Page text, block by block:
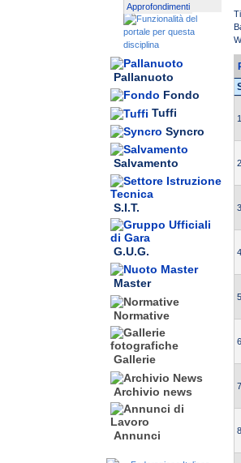
Approfondimenti
Pallanuoto
Fondo
Tuffi
Syncro
Salvamento
S.I.T.
G.U.G.
Master
Normative
Gallerie
Archivio news
Annunci